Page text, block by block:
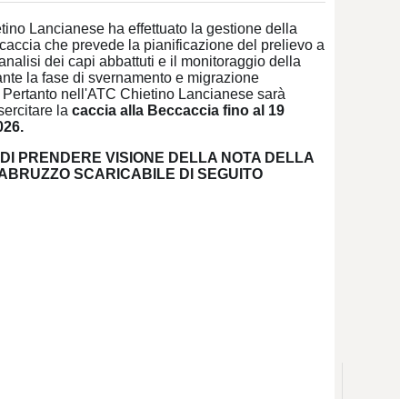
Lancianese ha effettuato la gestione della
che prevede la pianificazione del prelievo a
dei capi abbattuti e il monitoraggio della
la fase di svernamento e migrazione
nell'ATC Chietino Lancianese sarà
la caccia alla Beccaccia fino al 19
PRENDERE VISIONE DELLA NOTA DELLA
SCARICABILE DI SEGUITO